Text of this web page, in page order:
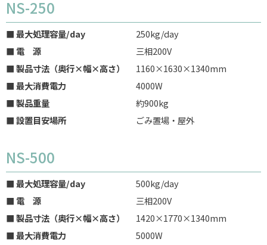
NS-250
■ 最大処理容量/day
250kg/day
■ 電 源
三相200V
■ 製品寸法（奥行×幅×高さ）
1160×1630×1340mm
■ 最大消費電力
4000W
■ 製品重量
約900kg
■ 設置目安場所
ごみ置場・屋外
NS-500
■ 最大処理容量/day
500kg/day
■ 電 源
三相200V
■ 製品寸法（奥行×幅×高さ）
1420×1770×1340mm
■ 最大消費電力
5000W